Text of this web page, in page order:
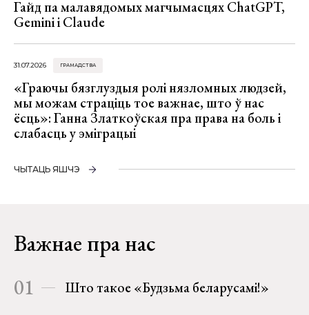
Гайд па малавядомых магчымасцях ChatGPT,
Gemini і Claude
31.07.2026 ГРАМАДСТВА
«Граючы бязглуздыя ролі нязломных людзей,
мы можам страціць тое важнае, што ў нас
ёсць»: Ганна Златкоўская пра права на боль і
слабасць у эміграцыі
ЧЫТАЦЬ ЯШЧЭ
Важнае пра нас
01 Што такое «Будзьма беларусамі!»